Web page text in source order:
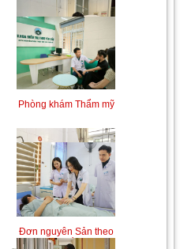
Phòng khám Thẩm mỹ
theo Yêu cầu
Khám bệnh nhân mắc
các bệnh lý về xương,
khớp
Khám bệnh nhân sau
phẫu thuật